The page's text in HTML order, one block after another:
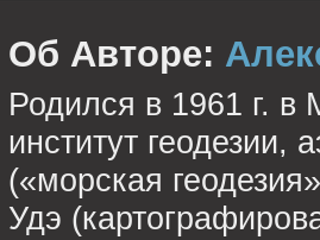
Об Авторе:
Родился в 1961 г. в
институт геодезии,
(«морская
Удэ